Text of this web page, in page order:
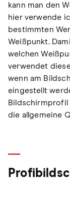
kann man den
hier verwende
bestimmten
Weißpunkt.
welchen
verwendet
wenn am
eingestellt
Bildschirmprofil
die allgemeine